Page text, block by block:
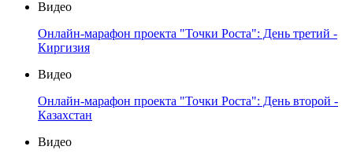
Видео
Онлайн-марафон проекта "Точки Роста": День третий -
Киргизия
Видео
Онлайн-марафон проекта "Точки Роста": День второй -
Казахстан
Видео